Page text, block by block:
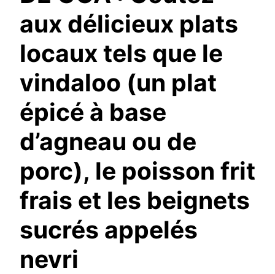
aux délicieux plats
locaux tels que le
vindaloo (un plat
épicé à base
d’agneau ou de
porc), le poisson frit
frais et les beignets
sucrés appelés
nevri